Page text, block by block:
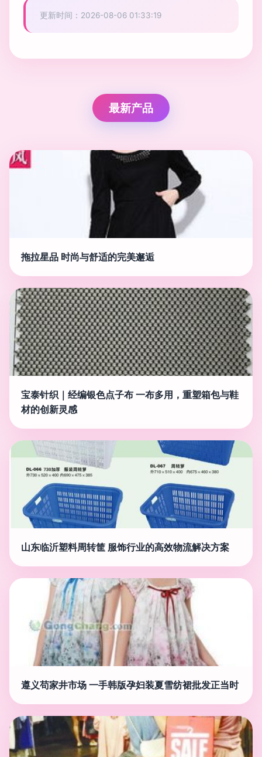
更新时间：2026-08-06 01:33:19
最新产品
拖拉星品 时尚与舒适的完美邂逅
宝泰针织｜经编银色点子布 一布多用，重塑箱包与鞋
材的创新灵感
山东临沂塑料周转筐 服饰行业的高效物流解决方案
遵义苟家井市场 一手韩版孕妇装夏雪纺裙批发正当时